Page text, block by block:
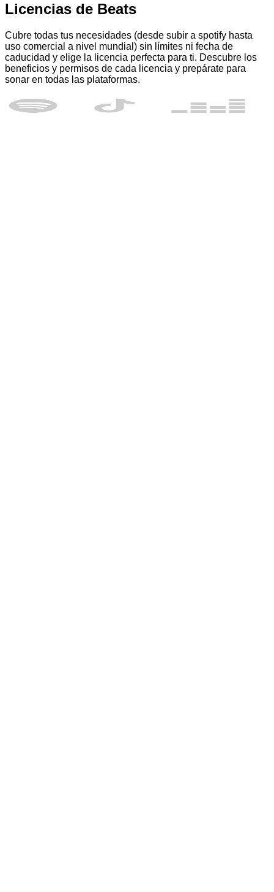
Licencias de Beats
Cubre todas tus necesidades (desde subir a spotify hasta
uso comercial a nivel mundial) sin límites ni fecha de
caducidad y elige la licencia perfecta para ti. Descubre los
beneficios y permisos de cada licencia y prepárate para
sonar en todas las plataformas.